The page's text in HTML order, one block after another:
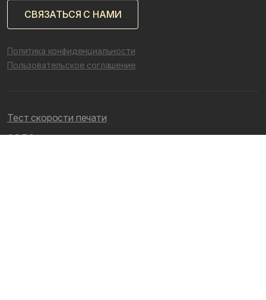
СВЯЗАТЬСЯ С НАМИ
Политика конфиденциальности
Пользовательское соглашение
Тест скорости печати
СОЛО на клавиатуре